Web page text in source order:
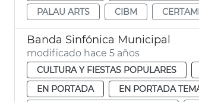
PALAU ARTS
CIBM
Banda Sinfónica Municipal
modificado hace 5 años
CULTURA Y FIESTAS POPULARES
EN PORTADA
EN PORTADA